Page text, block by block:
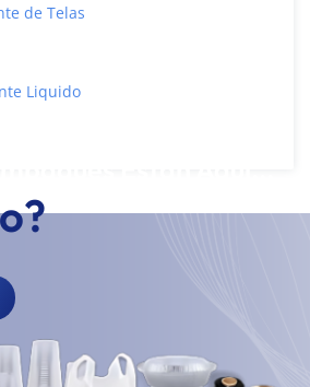
de Telas
Liquido